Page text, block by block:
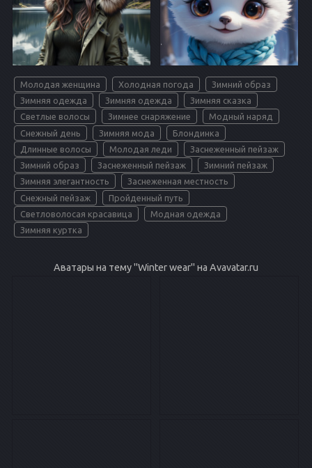
Молодая женщина Холодная погода
Зимний образ
Зимняя одежда
Зимняя одежда
Зимняя сказка
Светлые волосы
Зимнее снаряжение
Модный наряд
Снежный день
Зимняя мода
Блондинка
Длинные волосы
Молодая леди
Заснеженный пейзаж
Зимний образ
Заснеженный пейзаж
Зимний пейзаж
Зимняя элегантность
Заснеженная местность
Снежный пейзаж
Пройденный путь
Светловолосая красавица
Модная одежда
Зимняя куртка
Аватары на тему "Winter wear" на Avavatar.ru